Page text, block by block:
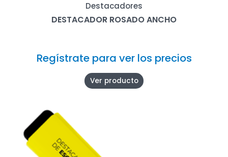
Destacadores
DESTACADOR ROSADO ANCHO
Regístrate para ver los precios
Ver producto